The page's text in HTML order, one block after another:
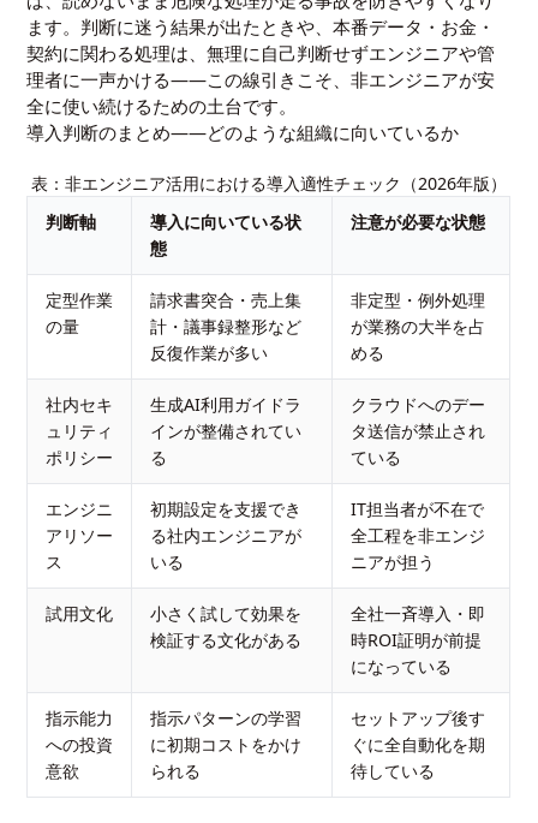
ます。判断に迷う結果が出たときや、本番データ・お金・
契約に関わる処理は、無理に自己判断せずエンジニアや管
理者に一声かける——この線引きこそ、非エンジニアが安
全に使い続けるための土台です。
導入判断のまとめ——どのような組織に向いているか
表：非エンジニア活用における導入適性チェック（2026年版）
判断軸
導入に向いている状
態
注意が必要な状態
定型作業
の量
請求書突合・売上集
計・議事録整形など
反復作業が多い
非定型・例外処理
が業務の大半を占
める
社内セキ
ュリティ
ポリシー
生成AI利用ガイドラ
インが整備されてい
る
クラウドへのデー
タ送信が禁止され
ている
エンジニ
アリソー
ス
初期設定を支援でき
る社内エンジニアが
いる
IT担当者が不在で
全工程を非エンジ
ニアが担う
試用文化
小さく試して効果を
検証する文化がある
全社一斉導入・即
時ROI証明が前提
になっている
指示能力
への投資
意欲
指示パターンの学習
に初期コストをかけ
られる
セットアップ後す
ぐに全自動化を期
待している